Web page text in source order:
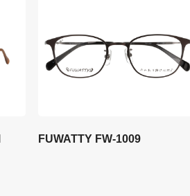
FUWATTY FW-1009